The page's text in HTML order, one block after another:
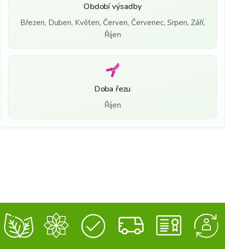
Období výsadby
Březen, Duben, Květen, Červen, Červenec, Srpen, Září,
Říjen
Doba řezu
Říjen